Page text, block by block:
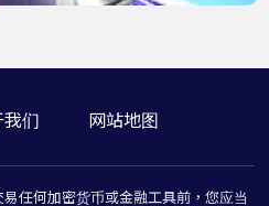
我们 网站地图
任何加密货币或金融工具前，您应当